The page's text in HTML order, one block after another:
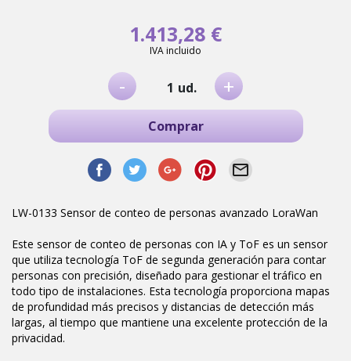
1.413,28 €
IVA incluido
- ud. +
Comprar
LW-0133 Sensor de conteo de personas avanzado LoraWan
Este sensor de conteo de personas con IA y ToF es un sensor
que utiliza tecnología ToF de segunda generación para contar
personas con precisión, diseñado para gestionar el tráfico en
todo tipo de instalaciones. Esta tecnología proporciona mapas
de profundidad más precisos y distancias de detección más
largas, al tiempo que mantiene una excelente protección de la
privacidad.